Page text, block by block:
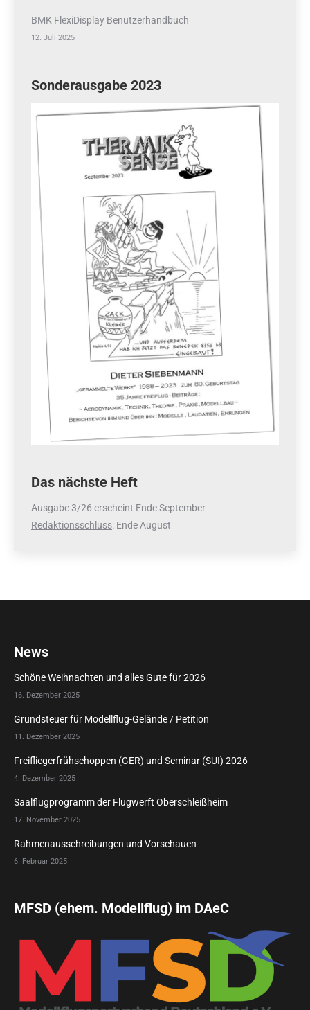
BMK FlexiDisplay Benutzerhandbuch
12. Juli 2025
Sonderausgabe 2023
Das nächste Heft
Ausgabe 3/26 erscheint Ende September
Redaktionsschluss: Ende August
News
Schöne Weihnachten und alles Gute für 2026
16. Dezember 2025
Grundsteuer für Modellflug-Gelände / Petition
11. Dezember 2025
Freifliegerfrühschoppen (GER) und Seminar (SUI) 2026
4. Dezember 2025
Saalflugprogramm der Flugwerft Oberschleißheim
17. November 2025
Rahmenausschreibungen und Vorschauen
6. Februar 2025
MFSD (ehem. Modellflug) im DAeC